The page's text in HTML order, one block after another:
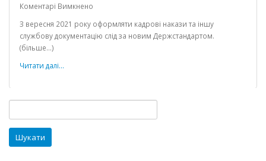
Коментарі Вимкнено
оформлення
документації
З вересня 2021 року оформляти кадрові накази та іншу
службову документацію слід за новим Держстандартом.
(більше…)
Читати далі...